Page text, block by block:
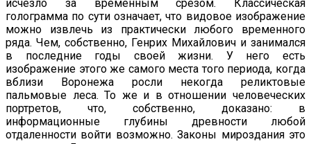
исчезло за временным срезом. Классическая
голограмма по сути означает, что видовое изображение
можно извлечь из практически любого временного
ряда. Чем, собственно, Генрих Михайлович и занимался
в последние годы своей жизни. У него есть
изображение этого же самого места того периода, когда
вблизи Воронежа росли некогда реликтовые
пальмовые леса. То же и в отношении человеческих
портретов, что, собственно, доказано: в
информационные глубины древности любой
отдаленности войти возможно. Законы мироздания это